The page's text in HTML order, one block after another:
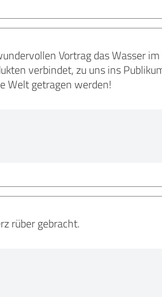
Vortrag das Wasser
verbindet, zu uns ins
Welt getragen werden!
rüber gebracht.